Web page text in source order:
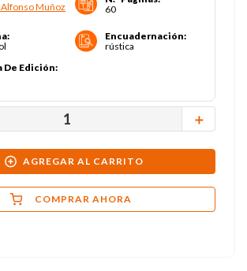
Muñoz
60
:
Encuadernación:
rústica
De Edición:
＋
AGREGAR AL CARRITO
COMPRAR AHORA